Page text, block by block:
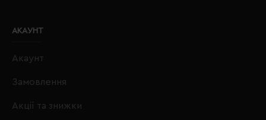
АКАУНТ
Акаунт
Замовлення
Акції та знижки